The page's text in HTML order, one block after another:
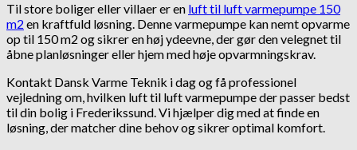
Til store boliger eller villaer er en luft til luft varmepumpe 150
m2 en kraftfuld løsning. Denne varmepumpe kan nemt opvarme
op til 150 m2 og sikrer en høj ydeevne, der gør den velegnet til
åbne planløsninger eller hjem med høje opvarmningskrav.
Kontakt Dansk Varme Teknik i dag og få professionel
vejledning om, hvilken luft til luft varmepumpe der passer bedst
til din bolig i Frederikssund. Vi hjælper dig med at finde en
løsning, der matcher dine behov og sikrer optimal komfort.